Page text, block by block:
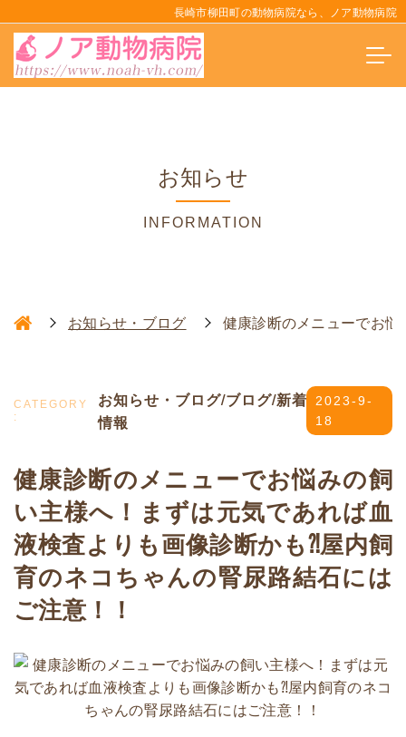
長崎市柳田町の動物病院なら、ノア動物病院
お知らせ
INFORMATION
お知らせ・ブログ 健康診断のメニューでお
お知らせ・ブログ/ブログ/新着
情報
2023-9-
18
健康診断のメニューでお悩みの飼
い主様へ！まずは元気であれば血
液検査よりも画像診断かも⁈屋内飼
育のネコちゃんの腎尿路結石には
ご注意！！